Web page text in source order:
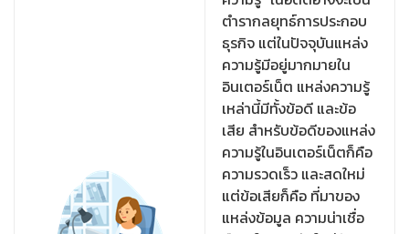
ตำรากลยุทธ์การประกอบ
ธุรกิจ แต่ในปัจจุบันแหล่ง
ความรู้มีอยู่มากมายใน
อินเตอร์เน็ต แหล่งความรู้
เหล่านี้มีทั้งข้อดี และข้อ
เสีย สำหรับข้อดีของแหล่ง
ความรู้ในอินเตอร์เน็ตก็คือ
ความรวดเร็ว และสดใหม่
แต่ข้อเสียก็คือ ที่มาของ
แหล่งข้อมูล ความน่าเชื่อ